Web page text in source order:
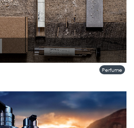
ประณีตในเกียวโต โดยเวิร์กช็อปครอบครัวรุ่นที่ 12
ปุ่น ทุกแท่งทำขึ้นด้วยมือโดยช่างฝีมือผู้ทุ่มเทต่อ
Perfume